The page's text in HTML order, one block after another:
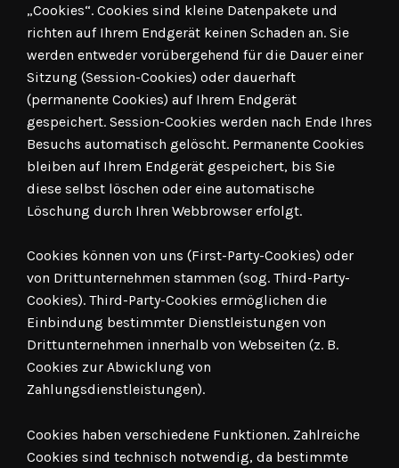
„Cookies“. Cookies sind kleine Datenpakete und
richten auf Ihrem Endgerät keinen Schaden an. Sie
werden entweder vorübergehend für die Dauer einer
Sitzung (Session-Cookies) oder dauerhaft
(permanente Cookies) auf Ihrem Endgerät
gespeichert. Session-Cookies werden nach Ende Ihres
Besuchs automatisch gelöscht. Permanente Cookies
bleiben auf Ihrem Endgerät gespeichert, bis Sie
diese selbst löschen oder eine automatische
Löschung durch Ihren Webbrowser erfolgt.
Cookies können von uns (First-Party-Cookies) oder
von Drittunternehmen stammen (sog. Third-Party-
Cookies). Third-Party-Cookies ermöglichen die
Einbindung bestimmter Dienstleistungen von
Drittunternehmen innerhalb von Webseiten (z. B.
Cookies zur Abwicklung von
Zahlungsdienstleistungen).
Cookies haben verschiedene Funktionen. Zahlreiche
Cookies sind technisch notwendig, da bestimmte